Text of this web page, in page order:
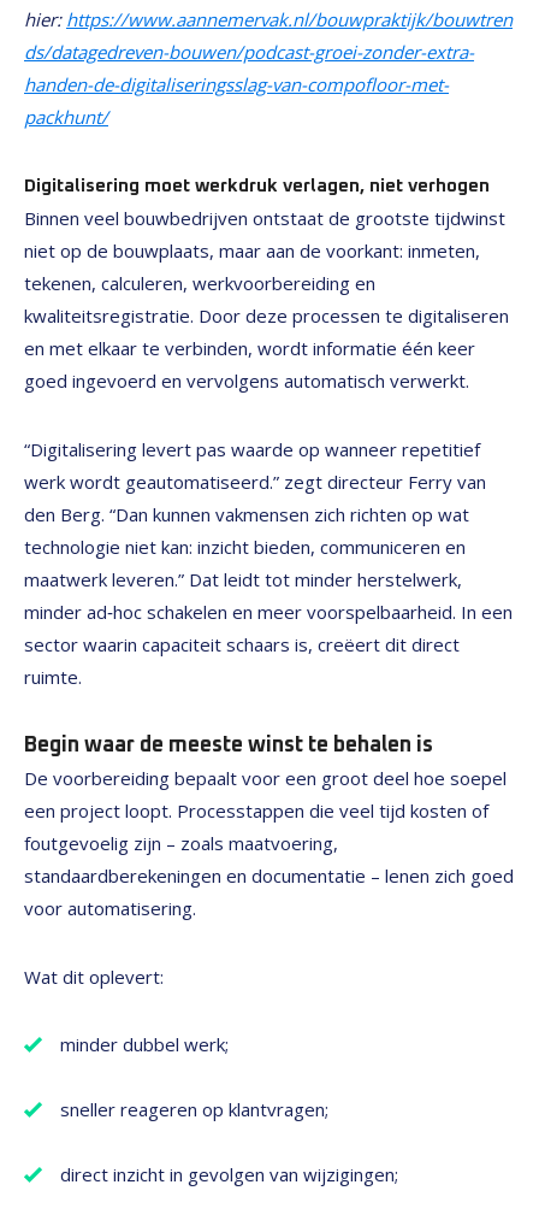
hier: https://www.aannemervak.nl/bouwpraktijk/bouwtren
ds/datagedreven-bouwen/podcast-groei-zonder-extra-
handen-de-digitaliseringsslag-van-compofloor-met-
packhunt/
Digitalisering moet werkdruk verlagen, niet verhogen
Binnen veel bouwbedrijven ontstaat de grootste tijdwinst
niet op de bouwplaats, maar aan de voorkant: inmeten,
tekenen, calculeren, werkvoorbereiding en
kwaliteitsregistratie. Door deze processen te digitaliseren
en met elkaar te verbinden, wordt informatie één keer
goed ingevoerd en vervolgens automatisch verwerkt.
“Digitalisering levert pas waarde op wanneer repetitief
werk wordt geautomatiseerd.” zegt directeur Ferry van
den Berg. “Dan kunnen vakmensen zich richten op wat
technologie niet kan: inzicht bieden, communiceren en
maatwerk leveren.” Dat leidt tot minder herstelwerk,
minder ad‑hoc schakelen en meer voorspelbaarheid. In een
sector waarin capaciteit schaars is, creëert dit direct
ruimte.
Begin waar de meeste winst te behalen is
De voorbereiding bepaalt voor een groot deel hoe soepel
een project loopt. Processtappen die veel tijd kosten of
foutgevoelig zijn – zoals maatvoering,
standaardberekeningen en documentatie – lenen zich goed
voor automatisering.
Wat dit oplevert:
minder dubbel werk;
sneller reageren op klantvragen;
direct inzicht in gevolgen van wijzigingen;